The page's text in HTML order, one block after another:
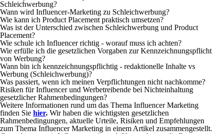
Schleichwerbung?
Wann wird Influencer-Marketing zu Schleichwerbung?
Wie kann ich Product Placement praktisch umsetzen?
Was ist der Unterschied zwischen Schleichwerbung und Product
Placement?
Wie schule ich Influencer richtig - worauf muss ich achten?
Wie erfülle ich die gesetzlichen Vorgaben zur Kennzeichnungspflicht
von Werbung?
Wann bin ich kennzeichnungspflichtig - redaktionelle Inhalte vs
Werbung (Schleichwerbung)?
Was passiert, wenn ich meinen Verpflichtungen nicht nachkomme?
Risiken für Influencer und Werbetreibende bei Nichteinhaltung
gesetzlicher Rahmenbedingungen?
Weitere Informationen rund um das Thema Influencer Marketing
finden Sie hier. Wir haben die wichtigsten gesetzlichen
Rahmenbedingungen, aktuelle Urteile, Risiken und Empfehlungen
zum Thema Influencer Marketing in einem Artikel zusammengestellt.